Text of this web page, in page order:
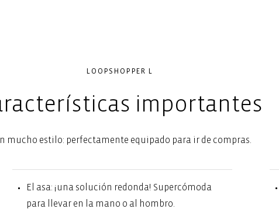
LOOPSHOPPER L
importantes
mucho estilo: perfectamente equipado para ir de compras.
El asa: ¡una solución redonda! Supercómoda
para llevar en la mano o al hombro.